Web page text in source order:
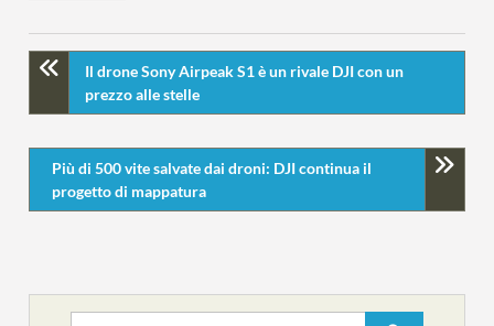
Il drone Sony Airpeak S1 è un rivale DJI con un
prezzo alle stelle
Più di 500 vite salvate dai droni: DJI continua il
progetto di mappatura